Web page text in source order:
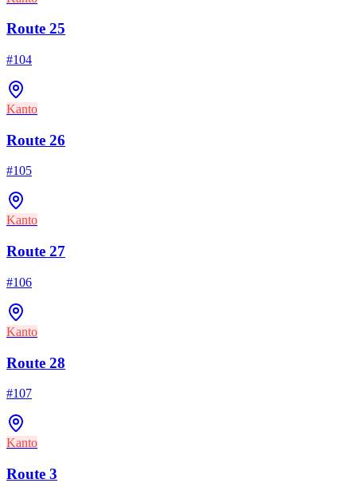
Route 25
#104
Kanto
Route 26
#105
Kanto
Route 27
#106
Kanto
Route 28
#107
Kanto
Route 3